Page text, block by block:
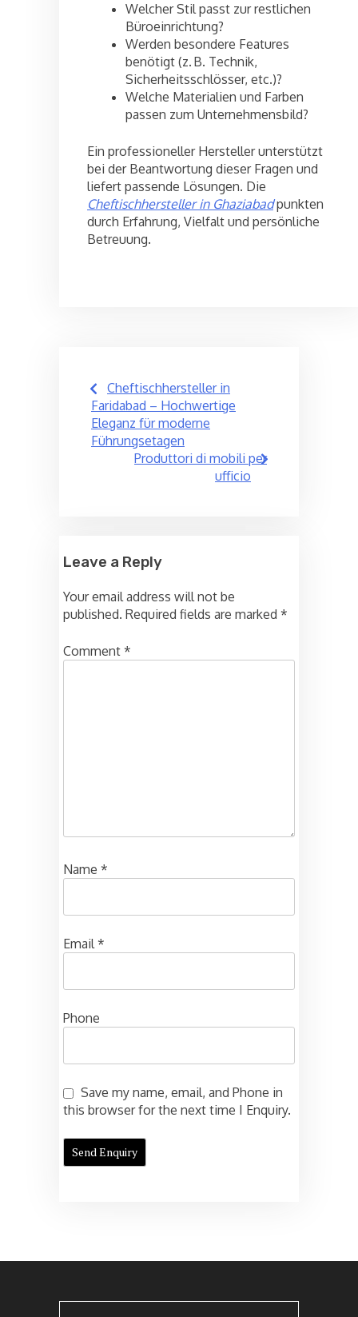
Welcher Stil passt zur restlichen
Büroeinrichtung?
Werden besondere Features
benötigt (z. B. Technik,
Sicherheitsschlösser, etc.)?
Welche Materialien und Farben
passen zum Unternehmensbild?
Ein professioneller Hersteller unterstützt
bei der Beantwortung dieser Fragen und
liefert passende Lösungen. Die
Cheftischhersteller in Ghaziabadpunkten
durch Erfahrung, Vielfalt und persönliche
Betreuung.
Post
navigation
Cheftischhersteller in
Faridabad – Hochwertige
Eleganz für moderne
Führungsetagen
Produttori di mobili per
ufficio
Leave a Reply
Your email address will not be
published. Required fields are marked *
Comment *
Name *
Email *
Phone
Save my name, email, and Phone in
this browser for the next time I Enquiry.